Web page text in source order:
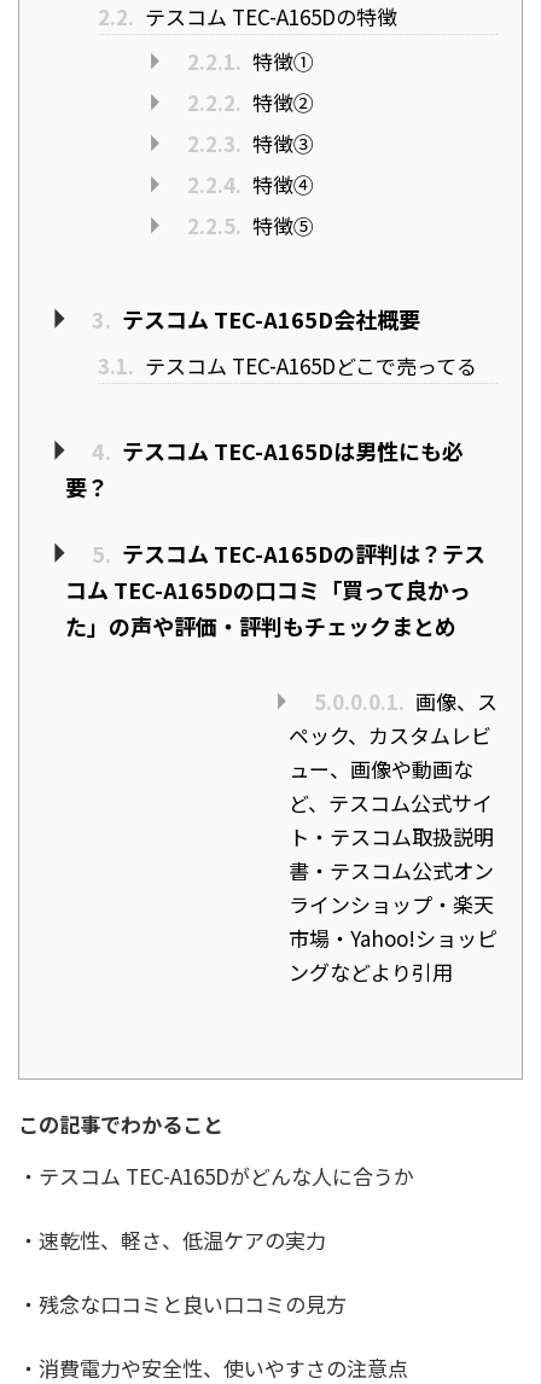
2.2. テスコム TEC-A165Dの特徴
2.2.1. 特徴①
2.2.2. 特徴②
2.2.3. 特徴③
2.2.4. 特徴④
2.2.5. 特徴⑤
3. テスコム TEC-A165D会社概要
3.1. テスコム TEC-A165Dどこで売ってる
4. テスコム TEC-A165Dは男性にも必
要？
5. テスコム TEC-A165Dの評判は？テス
コム TEC-A165Dの口コミ「買って良かっ
た」の声や評価・評判もチェックまとめ
5.0.0.0.1. 画像、ス
ペック、カスタムレビ
ュー、画像や動画な
ど、テスコム公式サイ
ト・テスコム取扱説明
書・テスコム公式オン
ラインショップ・楽天
市場・Yahoo!ショッピ
ングなどより引用
この記事でわかること
・テスコム TEC-A165Dがどんな人に合うか
・速乾性、軽さ、低温ケアの実力
・残念な口コミと良い口コミの見方
・消費電力や安全性、使いやすさの注意点